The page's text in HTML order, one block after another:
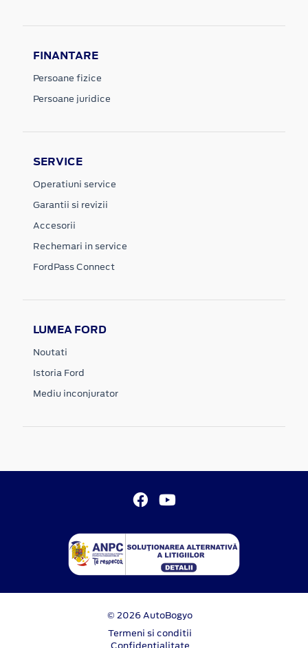
FINANTARE
Persoane fizice
Persoane juridice
SERVICE
Operatiuni service
Garantii si revizii
Accesorii
Rechemari in service
FordPass Connect
LUMEA FORD
Noutati
Istoria Ford
Mediu inconjurator
© 2026 AutoBogyo
Termeni si conditii